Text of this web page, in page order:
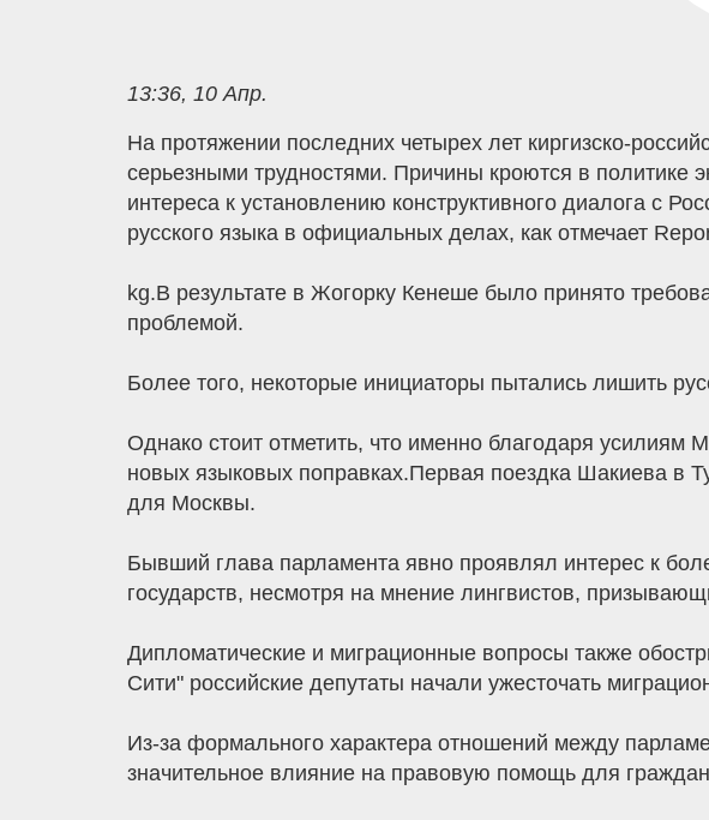
13:36, 10 Апр.
На протяжении последних четырех лет киргизско-
серьезными трудностями. Причины кроются в
интереса к установлению конструктивного диалога с
русского языка в официальных делах, как отмечает
kg.В результате в Жогорку Кенеше было принято
проблемой.
Более того, некоторые инициаторы пытались лишить
Однако стоит отметить, что именно благодаря усилиям
новых языковых поправках.Первая поездка Шакиева в
для Москвы.
Бывший глава парламента явно проявлял интерес к
государств, несмотря на мнение лингвистов,
Дипломатические и миграционные вопросы также
Сити" российские депутаты начали ужесточать
Из-за формального характера отношений между
значительное влияние на правовую помощь для